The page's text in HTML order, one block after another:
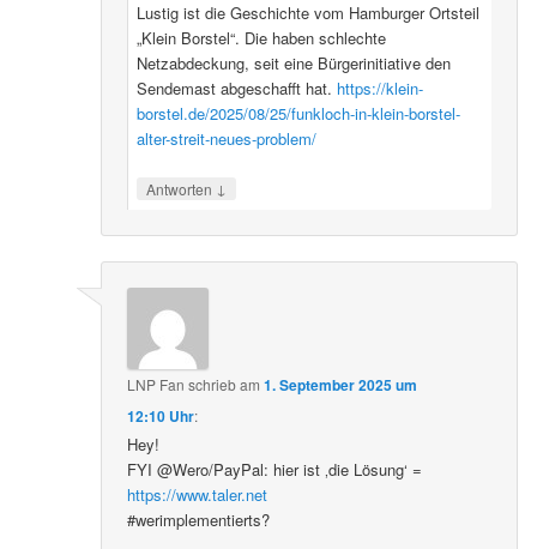
Lustig ist die Geschichte vom Hamburger Ortsteil
„Klein Borstel“. Die haben schlechte
Netzabdeckung, seit eine Bürgerinitiative den
Sendemast abgeschafft hat. https://klein-
borstel.de/2025/08/25/funkloch-in-klein-borstel-
alter-streit-neues-problem/
Antworten ↓
LNP Fan schriebam1. September 2025 um
12:10 Uhr:
Hey!
FYI @Wero/PayPal: hier ist ‚die Lösung‘ =
https://www.taler.net
#werimplementierts?